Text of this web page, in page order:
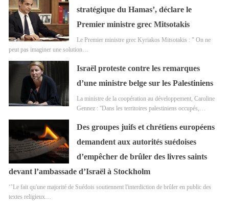
stratégique du Hamas’, déclare le
Premier ministre grec Mitsotakis
Le Premier ministre grec Kyriakos Mitsotakis : " On ne
peut pas imaginer une solution…
Israël proteste contre les remarques
d’une ministre belge sur les Palestiniens
La ministre de la coopération au développement, Caroline
Gennez : ''Dans les territoires palestiniens occupés,…
Des groupes juifs et chrétiens européens
demandent aux autorités suédoises
d’empêcher de brûler des livres saints
devant l’ambassade d’Israël à Stockholm
‘’Le fait qu'une majorité de Suédois soutiennent l'interdiction de brûler en public des
textes religieux…